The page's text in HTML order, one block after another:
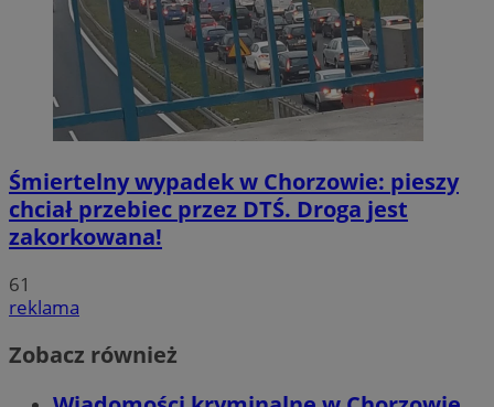
Śmiertelny wypadek w Chorzowie: pieszy
chciał przebiec przez DTŚ. Droga jest
zakorkowana!
61
reklama
Zobacz również